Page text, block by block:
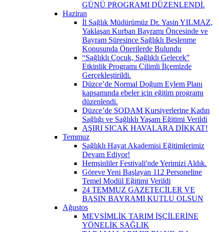
GÜNÜ PROGRAMI DÜZENLENDİ.
Haziran
İl Sağlık Müdürümüz Dr. Yasin YILMAZ,
Yaklaşan Kurban Bayramı Öncesinde ve
Bayram Süresince Sağlıklı Beslenme
Konusunda Önerilerde Bulundu
“Sağlıklı Çocuk, Sağlıklı Gelecek”
Etkinlik Programı Çilimli İlçemizde
Gerçekleştirildi.
Düzce’de Normal Doğum Eylem Planı
kapsamında ebeler için eğitim programı
düzenlendi.
Düzce’de SODAM Kursiyerlerine Kadın
Sağlığı ve Sağlıklı Yaşam Eğitimi Verildi
AŞIRI SICAK HAVALARA DİKKAT!
Temmuz
Sağlıklı Hayat Akademisi Eğitimlerimiz
Devam Ediyor!
Hemşinliler Festivali'nde Yerimizi Aldık.
Göreve Yeni Başlayan 112 Personeline
Temel Modül Eğitimi Verildi
24 TEMMUZ GAZETECİLER VE
BASIN BAYRAMI KUTLU OLSUN
Ağustos
MEVSİMLİK TARIM İŞÇİLERİNE
YÖNELİK SAĞLIK